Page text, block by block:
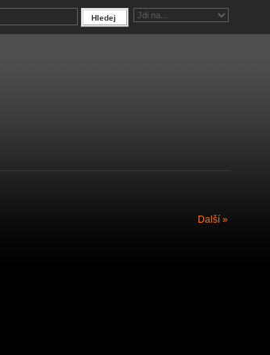
Další »